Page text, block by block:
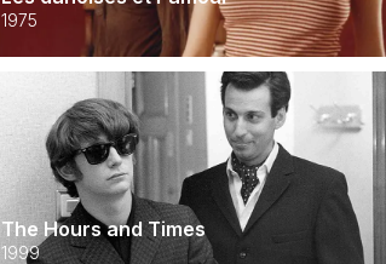
1975
The Hours and Times
1999